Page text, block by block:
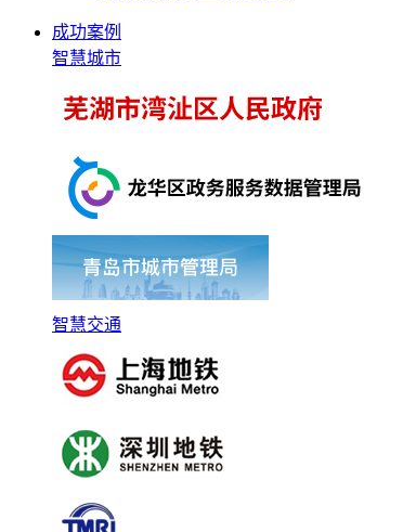
成功案例
智慧城市
智慧交通